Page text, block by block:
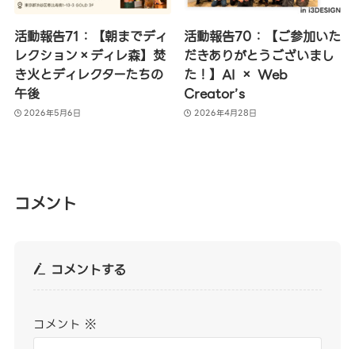
活動報告71：【朝までディ
レクション×ディレ森】焚
き火とディレクターたちの
午後
2026年5月6日
活動報告70：【ご参加いた
だきありがとうございまし
た！】AI × Web
Creator’s
2026年4月28日
コメント
コメントする
コメント ※